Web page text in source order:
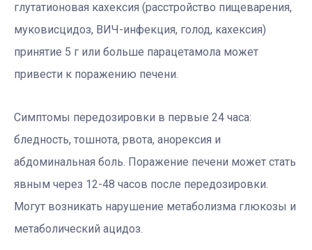
глутатионовая кахексия (расстройство пищеварения,
муковисцидоз, ВИЧ-инфекция, голод, кахексия)
принятие 5 г или больше парацетамола может
привести к поражению печени.
Симптомы передозировки в первые 24 часа:
бледность, тошнота, рвота, анорексия и
абдоминальная боль. Поражение печени может стать
явным через 12-48 часов после передозировки.
Могут возникать нарушение метаболизма глюкозы и
метаболический ацидоз.